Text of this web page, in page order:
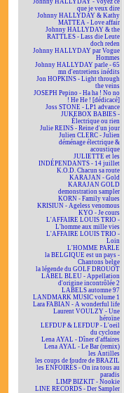
Johnny HALLYDAY - Voyez ce
que je veux dire
Johnny HALLYDAY & Kathy
MATTEA - Love affair
Johnny HALLYDAY & the
RATTLES - Lass die Leute
doch reden
Johnny HALLYDAY par Vogue
Hommes
Johnny HALLYDAY parle - 65
mn d'entretiens inédits
Jon HOPKINS - Light through
the veins
JOSEPH Pepino - Ha ha ! No no
! He He ! [dédicacé]
Joss STONE - LP1 advance
JUKEBOX BABIES -
Électrique ou rien
Julie REINS - Reine d'un jour
Julien CLERC - Julien
déménage électrique &
acoustique
JULIETTE et les
INDÉPENDANTS - 14 juillet
K.O.D. Chacun sa route
KARAJAN - Gold
KARAJAN GOLD
demonstration sampler
KORN - Family values
KRISIUN - Ageless venomous
KYO - Je cours
L'AFFAIRE LOUIS TRIO -
L'homme aux mille vies
L'AFFAIRE LOUIS TRIO -
Loin
L'HOMME PARLE
la BELGIQUE est un pays -
Chantons belge
la légende du GOLF DROUOT
LABEL BLEU - Appellation
d'origine incontrôlée 2
LABELS automne 97
LANDMARK MUSIC volume 1
Lara FABIAN - A wonderful life
Laurent VOULZY - Une
héroïne
LEFDUP & LEFDUP - L'oeil
du cyclone
Lena AYAL - Dîner d'affaires
Lena AYAL - Le Bar (remix)
les Antilles
les coups de foudre de BRAZIL
les ENFOIRÉS - On ira tous au
paradis
LIMP BIZKIT - Nookie
LINE RECORDS - Der Sampler